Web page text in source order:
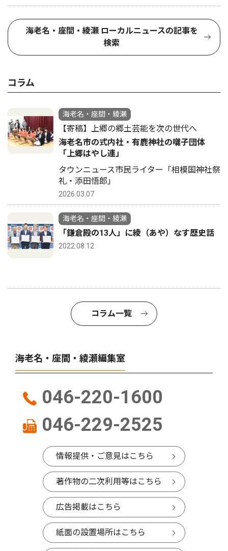
海老名・座間・綾瀬 ローカルニュースの記事を
検索
コラム
海老名・座間・綾瀬
【寄稿】上郷の郷土芸能を次の世代へ
海老名市の式内社・有鹿神社の囃子団体
「上郷はやし連」
タウンニュース市民ライター「相模国神社祭
礼・添田悟郎」
2026.03.07
海老名・座間・綾瀬
「鎌倉殿の13人」に綾（あや）なす歴史話
2022.08.12
コラム一覧
海老名・座間・綾瀬編集室
046-220-1600
046-229-2525
情報提供・ご意見はこちら
著作物の二次利用等はこちら
広告掲載はこちら
紙面の設置場所はこちら